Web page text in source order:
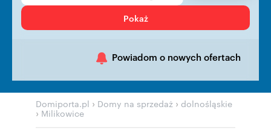
Pokaż
Powiadom o nowych ofertach
Domiporta.pl › Domy na sprzedaż › dolnośląskie
› Milikowice